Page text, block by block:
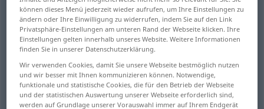
Übersicht aller Übersetzungen
(Für mehr Details die Übersetzung anklicken/antippen)
à cela, pour cela, dans ce but
Weitere Beispiele...
können dieses Menü jederzeit wieder aufrufen, um Ihre Einstellungen zu
ändern oder Ihre Einwilligung zu widerrufen, indem Sie auf den Link
Privatsphäre-Einstellungen am unteren Rand der Webseite klicken. Ihre
Einstellungen gelten innerhalb unseres Website. Weitere Informationen
finden Sie in unserer Datenschutzerklärung.
Wir verwenden Cookies, damit Sie unsere Webseite bestmöglich nutzen
und wir besser mit Ihnen kommunizieren können. Notwendige,
funktionale und statistische Cookies, die für den Betrieb der Webseite
und der statistischen Auswertung unserer Webseite erforderlich sind,
werden auf Grundlage unserer Vorauswahl immer auf Ihrem Endgerät